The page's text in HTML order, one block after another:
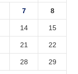
7 8
14 15
21 22
28 29